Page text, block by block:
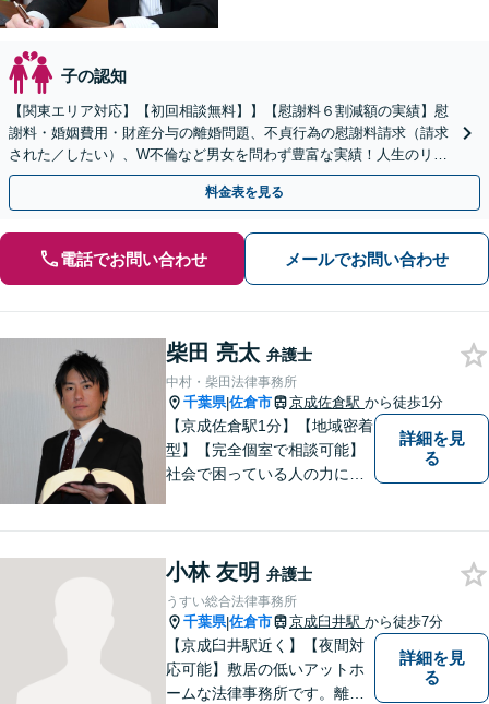
子の認知
【関東エリア対応】【初回相談無料】】【慰謝料６割減額の実績】慰
謝料・婚姻費用・財産分与の離婚問題、不貞行為の慰謝料請求（請求
された／したい）、W不倫など男女を問わず豊富な実績！人生のリス
タートを全力でサポートします。【LINE＠／Zoom可
料金表を見る
電話でお問い合わせ メールでお問い合わせ
柴田 亮太 弁護士
中村・柴田法律事務所
千葉県|佐倉市 京成佐倉駅 から徒歩1分
【京成佐倉駅1分】【地域密着
型】【完全個室で相談可能】
社会で困っている人の力にな
相続、離婚・男女問題、交通
事故の案件を広く受け付けて
います。 ぜひご相談くださ
い。
詳細を見
る
小林 友明 弁護士
うすい総合法律事務所
千葉県|佐倉市 京成臼井駅 から徒歩7分
【京成臼井駅近く】【夜間対
応可能】敷居の低いアットホ
ームな法律事務所です。離婚
詳細を見
る